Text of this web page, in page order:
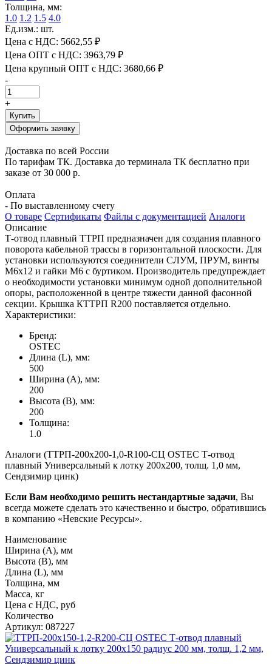
Толщина, мм:
1.0 1.2 1.5 4.0
Ед.изм.: шт.
Цена с НДС: 5662,55 ₽
Цена ОПТ с НДС: 3963,79 ₽
Цена крупный ОПТ с НДС: 3680,66 ₽
-
+
Купить
Оформить заявку
Доставка по всей России
По тарифам ТК. Доставка до терминала ТК бесплатно при
заказе от 30 000 р.
Оплата
- По выставленному счету
О товаре Сертификаты Файлы с документацией Аналоги
Описание
Т-отвод плавный ТТРП предназначен для создания плавного
поворота кабельной трассы в горизонтальной плоскости. Для
установки используются соединители СЛУМ, ПРУМ, винты
М6х12 и гайки М6 с буртиком. Производитель предупреждает
о необходимости установки минимум одной дополнительной
опоры, расположенной в центре тяжести данной фасонной
секции. Крышка КТТРП R200 поставляется отдельно.
Характеристики:
Бренд:
OSTEC
Длина (L), мм:
500
Ширина (А), мм:
200
Высота (В), мм:
200
Толщина:
1.0
Аналоги (ТТРП-200х200-1,0-R100-СЦ OSTEC Т-отвод
плавный Универсальный к лотку 200х200, толщ. 1,0 мм,
Сендзимир цинк)
Если Вам необходимо решить нестандартные задачи, Вы
всегда можете сделать это качественно и быстро, обратившись
в компанию «Невские Ресурсы».
Наименование
Ширина (А), мм
Высота (В), мм
Длина (L), мм
Толщина, мм
Масса, кг
Цена с НДС, руб
Количество
Артикул: 087227